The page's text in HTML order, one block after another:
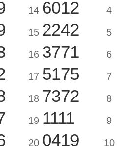
14 6012
15 2242
16 3771
17 5175
18 7372
19 1111
20 0419
4
5
6
7
8
9
10